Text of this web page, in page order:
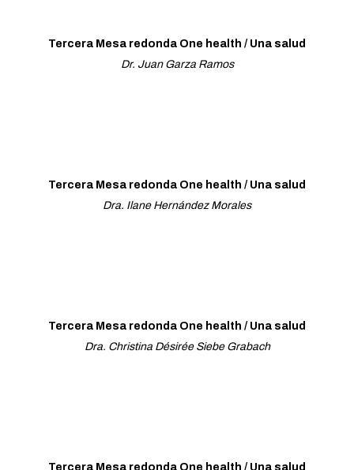
Tercera Mesa redonda One health / Una salud
Dr. Juan Garza Ramos
Tercera Mesa redonda One health / Una salud
Dra. Ilane Hernández Morales
Tercera Mesa redonda One health / Una salud
Dra. Christina Désirée Siebe Grabach
Tercera Mesa redonda One health / Una salud